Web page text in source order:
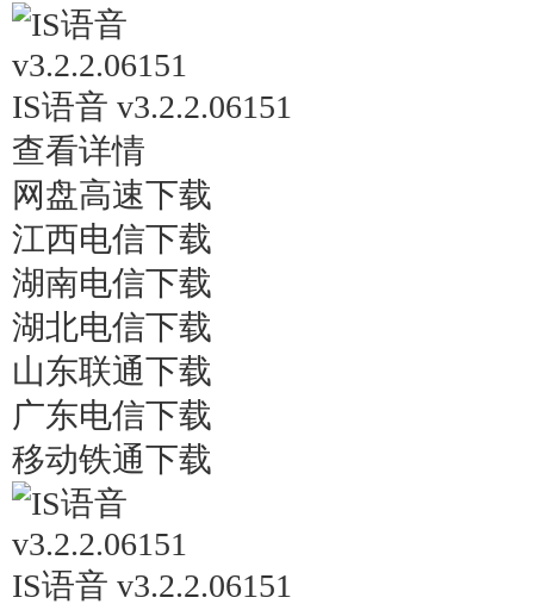
IS语音 v3.2.2.06151
查看详情
网盘高速下载
江西电信下载
湖南电信下载
湖北电信下载
山东联通下载
广东电信下载
移动铁通下载
IS语音 v3.2.2.06151